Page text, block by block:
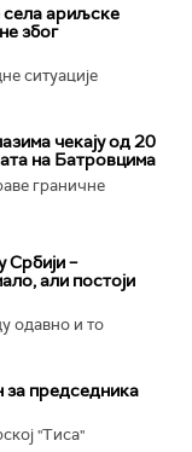
села ариљске
због
ситуације
чекају од 20
на Батровцима
граничне
–
али постоји
одавно и то
председника
"Тиса"